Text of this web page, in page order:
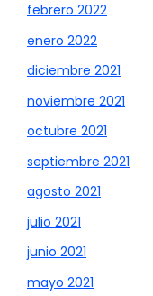
febrero 2022
enero 2022
diciembre 2021
noviembre 2021
octubre 2021
septiembre 2021
agosto 2021
julio 2021
junio 2021
mayo 2021